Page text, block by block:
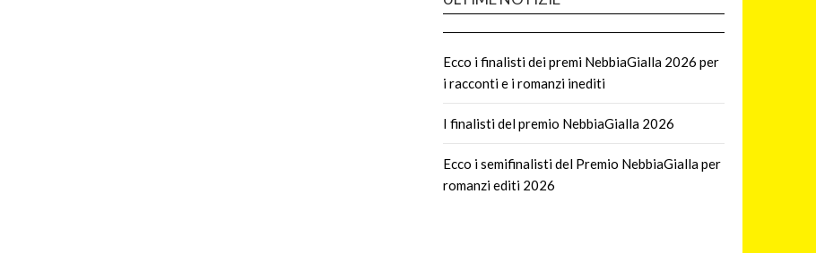
Ecco i finalisti dei premi NebbiaGialla 2026 per
i racconti e i romanzi inediti
I finalisti del premio NebbiaGialla 2026
Ecco i semifinalisti del Premio NebbiaGialla per
romanzi editi 2026